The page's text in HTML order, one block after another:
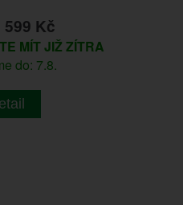
599 Kč
MÍT JIŽ ZÍTRA
do: 7.8.